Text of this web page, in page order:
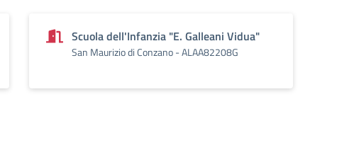
Scuola dell'Infanzia "E. Galleani Vidua"
San Maurizio di Conzano - ALAA82208G